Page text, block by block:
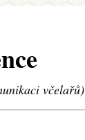
včelařů)